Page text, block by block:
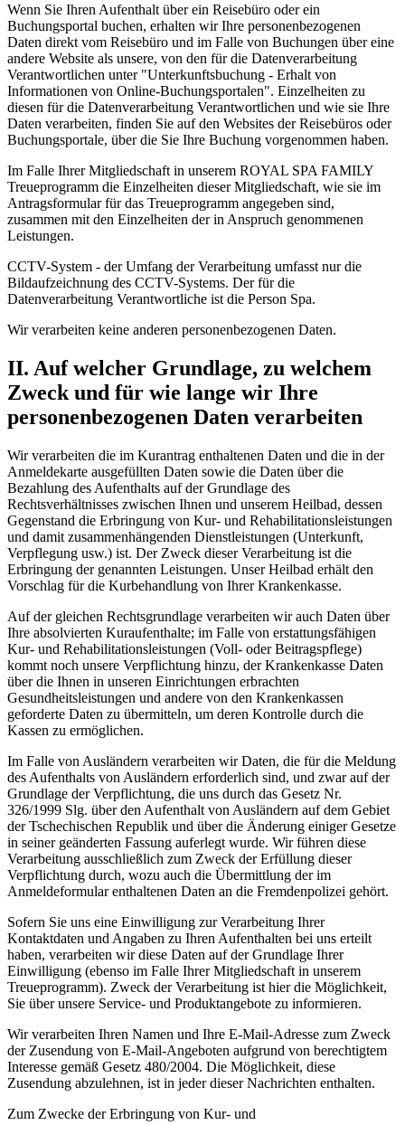
Wenn Sie Ihren Aufenthalt über ein Reisebüro oder ein
Buchungsportal buchen, erhalten wir Ihre personenbezogenen
Daten direkt vom Reisebüro und im Falle von Buchungen über eine
andere Website als unsere, von den für die Datenverarbeitung
Verantwortlichen unter "Unterkunftsbuchung - Erhalt von
Informationen von Online-Buchungsportalen". Einzelheiten zu
diesen für die Datenverarbeitung Verantwortlichen und wie sie Ihre
Daten verarbeiten, finden Sie auf den Websites der Reisebüros oder
Buchungsportale, über die Sie Ihre Buchung vorgenommen haben.
Im Falle Ihrer Mitgliedschaft in unserem ROYAL SPA FAMILY
Treueprogramm die Einzelheiten dieser Mitgliedschaft, wie sie im
Antragsformular für das Treueprogramm angegeben sind,
zusammen mit den Einzelheiten der in Anspruch genommenen
Leistungen.
CCTV-System - der Umfang der Verarbeitung umfasst nur die
Bildaufzeichnung des CCTV-Systems. Der für die
Datenverarbeitung Verantwortliche ist die Person Spa.
Wir verarbeiten keine anderen personenbezogenen Daten.
II. Auf welcher Grundlage, zu welchem
Zweck und für wie lange wir Ihre
personenbezogenen Daten verarbeiten
Wir verarbeiten die im Kurantrag enthaltenen Daten und die in der
Anmeldekarte ausgefüllten Daten sowie die Daten über die
Bezahlung des Aufenthalts auf der Grundlage des
Rechtsverhältnisses zwischen Ihnen und unserem Heilbad, dessen
Gegenstand die Erbringung von Kur- und Rehabilitationsleistungen
und damit zusammenhängenden Dienstleistungen (Unterkunft,
Verpflegung usw.) ist. Der Zweck dieser Verarbeitung ist die
Erbringung der genannten Leistungen. Unser Heilbad erhält den
Vorschlag für die Kurbehandlung von Ihrer Krankenkasse.
Auf der gleichen Rechtsgrundlage verarbeiten wir auch Daten über
Ihre absolvierten Kuraufenthalte; im Falle von erstattungsfähigen
Kur- und Rehabilitationsleistungen (Voll- oder Beitragspflege)
kommt noch unsere Verpflichtung hinzu, der Krankenkasse Daten
über die Ihnen in unseren Einrichtungen erbrachten
Gesundheitsleistungen und andere von den Krankenkassen
geforderte Daten zu übermitteln, um deren Kontrolle durch die
Kassen zu ermöglichen.
Im Falle von Ausländern verarbeiten wir Daten, die für die Meldung
des Aufenthalts von Ausländern erforderlich sind, und zwar auf der
Grundlage der Verpflichtung, die uns durch das Gesetz Nr.
326/1999 Slg. über den Aufenthalt von Ausländern auf dem Gebiet
der Tschechischen Republik und über die Änderung einiger Gesetze
in seiner geänderten Fassung auferlegt wurde. Wir führen diese
Verarbeitung ausschließlich zum Zweck der Erfüllung dieser
Verpflichtung durch, wozu auch die Übermittlung der im
Anmeldeformular enthaltenen Daten an die Fremdenpolizei gehört.
Sofern Sie uns eine Einwilligung zur Verarbeitung Ihrer
Kontaktdaten und Angaben zu Ihren Aufenthalten bei uns erteilt
haben, verarbeiten wir diese Daten auf der Grundlage Ihrer
Einwilligung (ebenso im Falle Ihrer Mitgliedschaft in unserem
Treueprogramm). Zweck der Verarbeitung ist hier die Möglichkeit,
Sie über unsere Service- und Produktangebote zu informieren.
Wir verarbeiten Ihren Namen und Ihre E-Mail-Adresse zum Zweck
der Zusendung von E-Mail-Angeboten aufgrund von berechtigtem
Interesse gemäß Gesetz 480/2004. Die Möglichkeit, diese
Zusendung abzulehnen, ist in jeder dieser Nachrichten enthalten.
Zum Zwecke der Erbringung von Kur- und